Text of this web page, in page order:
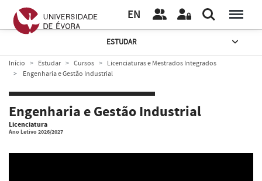
EN
ESTUDAR
Início Estudar Cursos
Licenciaturas e Mestrados Integrados
Engenharia e Gestão Industrial
Engenharia e Gestão Industrial
Licenciatura
Ano Letivo 2026/2027